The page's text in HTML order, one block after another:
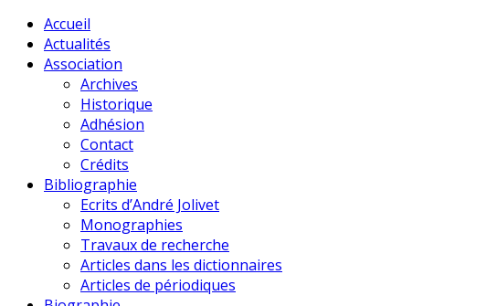
Accueil
Actualités
Association
Archives
Historique
Adhésion
Contact
Crédits
Bibliographie
Ecrits d’André Jolivet
Monographies
Travaux de recherche
Articles dans les dictionnaires
Articles de périodiques